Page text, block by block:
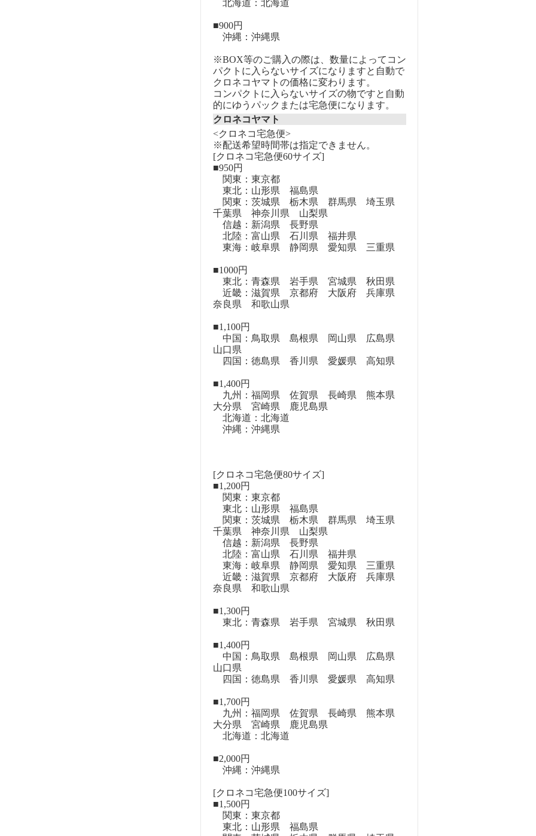
北海道：北海道
■900円
沖縄：沖縄県
※BOX等のご購入の際は、数量によってコン
パクトに入らないサイズになりますと自動で
クロネコヤマトの価格に変わります。
コンパクトに入らないサイズの物ですと自動
的にゆうパックまたは宅急便になります。
クロネコヤマト
<クロネコ宅急便>
※配送希望時間帯は指定できません。
[クロネコ宅急便60サイズ]
■950円
関東：東京都
東北：山形県 福島県
関東：茨城県 栃木県 群馬県 埼玉県
千葉県 神奈川県 山梨県
信越：新潟県 長野県
北陸：富山県 石川県 福井県
東海：岐阜県 静岡県 愛知県 三重県
■1000円
東北：青森県 岩手県 宮城県 秋田県
近畿：滋賀県 京都府 大阪府 兵庫県
奈良県 和歌山県
■1,100円
中国：鳥取県 島根県 岡山県 広島県
山口県
四国：徳島県 香川県 愛媛県 高知県
■1,400円
九州：福岡県 佐賀県 長崎県 熊本県
大分県 宮崎県 鹿児島県
北海道：北海道
沖縄：沖縄県
[クロネコ宅急便80サイズ]
■1,200円
関東：東京都
東北：山形県 福島県
関東：茨城県 栃木県 群馬県 埼玉県
千葉県 神奈川県 山梨県
信越：新潟県 長野県
北陸：富山県 石川県 福井県
東海：岐阜県 静岡県 愛知県 三重県
近畿：滋賀県 京都府 大阪府 兵庫県
奈良県 和歌山県
■1,300円
東北：青森県 岩手県 宮城県 秋田県
■1,400円
中国：鳥取県 島根県 岡山県 広島県
山口県
四国：徳島県 香川県 愛媛県 高知県
■1,700円
九州：福岡県 佐賀県 長崎県 熊本県
大分県 宮崎県 鹿児島県
北海道：北海道
■2,000円
沖縄：沖縄県
[クロネコ宅急便100サイズ]
■1,500円
関東：東京都
東北：山形県 福島県